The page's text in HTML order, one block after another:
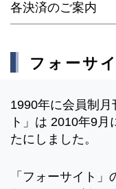
各決済のご案内
フォーサ
1990年に会員制
ト」は 2010年9
たにしました。
「フォーサイト